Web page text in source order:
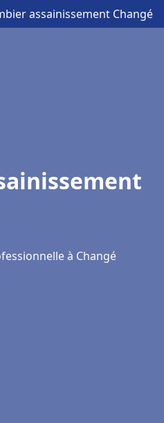
assainissement Changé
à Changé